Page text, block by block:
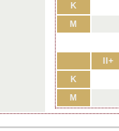
K
M
II+
K
M